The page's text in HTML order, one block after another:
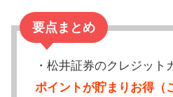
要点まとめ
・松井証券のクレジット
ポイントが貯まりお得（